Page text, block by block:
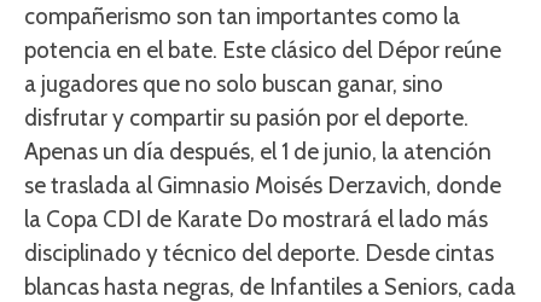
compañerismo son tan importantes como la
potencia en el bate. Este clásico del Dépor reúne
a jugadores que no solo buscan ganar, sino
disfrutar y compartir su pasión por el deporte.
Apenas un día después, el 1 de junio, la atención
se traslada al Gimnasio Moisés Derzavich, donde
la Copa CDI de Karate Do mostrará el lado más
disciplinado y técnico del deporte. Desde cintas
blancas hasta negras, de Infantiles a Seniors, cada